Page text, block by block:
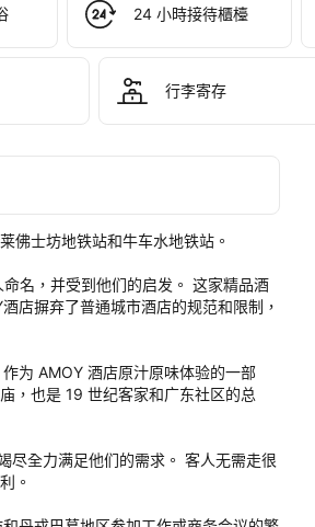
24 小時接待櫃檯
行李寄存
佛士坊地铁站和牛车水地铁站。
名，并受到他们的启发。 这家精品酒
店摒弃了普通城市酒店的规范和限制，
为 AMOY 酒店原汁原味体验的一部
，也是 19 世纪客家和广东社区的总
尽全力满足他们的需求。 客人无需走很
。